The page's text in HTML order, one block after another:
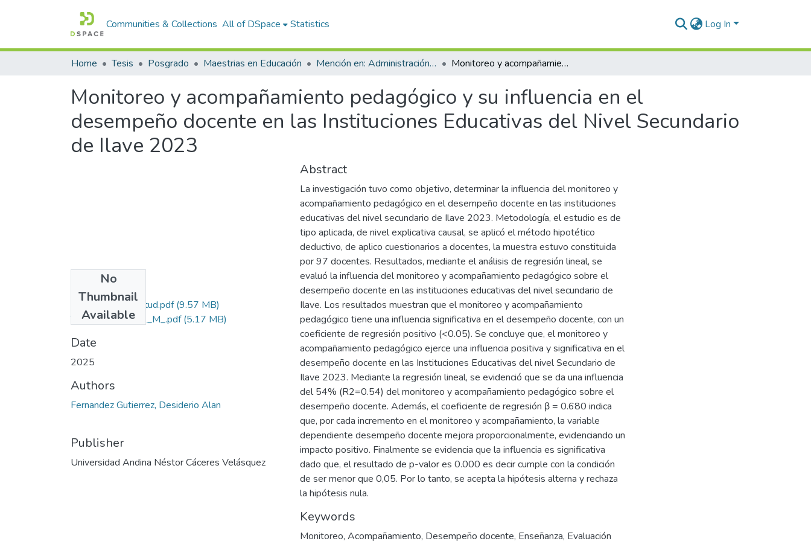
Communities & Collections All of DSpace Statistics Log In
Home Tesis Posgrado Maestrias en Educación Mención en: Administración y Gerencia Educativa Monitoreo y acompañamiento pedagógico y su influencia en el desempeño docente en las Instituciones Educativas del Nivel Secundario de Ilave 2023
Monitoreo y acompañamiento pedagógico y su influencia en el
desempeño docente en las Instituciones Educativas del Nivel Secundario
de Ilave 2023
No
Thumbnail
Available
Grado de Similitud.pdf(9.57 MB)
T036_01318001_M_.pdf(5.17 MB)
Date
2025
Authors
Fernandez Gutierrez, Desiderio Alan
Publisher
Universidad Andina Néstor Cáceres Velásquez
Abstract
La investigación tuvo como objetivo, determinar la influencia del monitoreo y
acompañamiento pedagógico en el desempeño docente en las instituciones
educativas del nivel secundario de Ilave 2023. Metodología, el estudio es de
tipo aplicada, de nivel explicativa causal, se aplicó el método hipotético
deductivo, de aplico cuestionarios a docentes, la muestra estuvo constituida
por 97 docentes. Resultados, mediante el análisis de regresión lineal, se
evaluó la influencia del monitoreo y acompañamiento pedagógico sobre el
desempeño docente en las instituciones educativas del nivel secundario de
Ilave. Los resultados muestran que el monitoreo y acompañamiento
pedagógico tiene una influencia significativa en el desempeño docente, con un
coeficiente de regresión positivo (<0.05). Se concluye que, el monitoreo y
acompañamiento pedagógico ejerce una influencia positiva y significativa en el
desempeño docente en las Instituciones Educativas del nivel Secundario de
Ilave 2023. Mediante la regresión lineal, se evidenció que se da una influencia
del 54% (R2=0.54) del monitoreo y acompañamiento pedagógico sobre el
desempeño docente. Además, el coeficiente de regresión β = 0.680 indica
que, por cada incremento en el monitoreo y acompañamiento, la variable
dependiente desempeño docente mejora proporcionalmente, evidenciando un
impacto positivo. Finalmente se evidencia que la influencia es significativa
dado que, el resultado de p-valor es 0.000 es decir cumple con la condición
de ser menor que 0,05. Por lo tanto, se acepta la hipótesis alterna y rechaza
la hipótesis nula.
Keywords
Monitoreo, Acompañamiento, Desempeño docente, Enseñanza, Evaluación